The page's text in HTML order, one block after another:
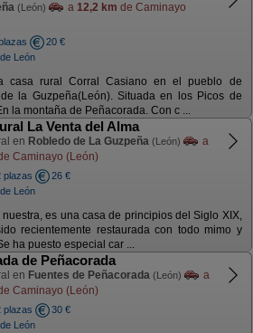
(León) a 12,2 km de Caminayo
20 €
León
casa rural Corral Casiano en el pueblo de
la Guzpeña(León). Situada en los Picos de
la montaña de Peñacorada. Con c ...
La Venta del Alma
en Robledo de La Guzpeña (León)
a
Caminayo (León)
plazas
26 €
León
nuestra, es una casa de principios del Siglo XIX,
recientemente restaurada con todo mimo y
ha puesto especial car ...
de Peñacorada
en Fuentes de Peñacorada (León)
a
Caminayo (León)
plazas
30 €
León